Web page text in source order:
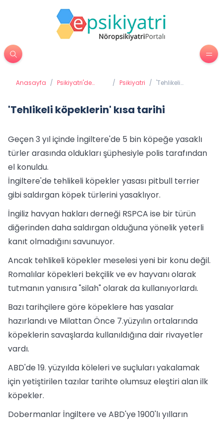
Anasayfa / Psikiyatri'de
/ Psikiyatri / 'Tehlikeli
'Tehlikeli köpeklerin' kısa tarihi
Geçen 3 yıl içinde İngiltere'de 5 bin köpeğe yasaklı
türler arasında oldukları şüphesiyle polis tarafından
el konuldu.
İngiltere'de tehlikeli köpekler yasası pitbull terrier
gibi saldırgan köpek türlerini yasaklıyor.
İngiliz havyan hakları derneği RSPCA ise bir türün
diğerinden daha saldırgan olduğuna yönelik yeterli
kanıt olmadığını savunuyor.
Ancak tehlikeli köpekler meselesi yeni bir konu değil.
Romalılar köpekleri bekçilik ve ev hayvanı olarak
tutmanın yanısıra "silah" olarak da kullanıyorlardı.
Bazı tarihçilere göre köpeklere has yasalar
hazırlandı ve Milattan Önce 7.yüzyılın ortalarında
köpeklerin savaşlarda kullanıldığına dair rivayetler
vardı.
ABD'de 19. yüzyılda köleleri ve suçluları yakalamak
için yetiştirilen tazılar tarihte olumsuz eleştiri alan ilk
köpekler.
Dobermanlar İngiltere ve ABD'ye 1900'lı yılların